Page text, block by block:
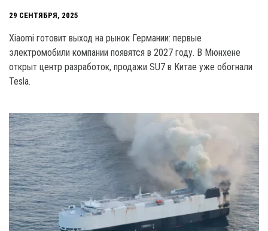
29 СЕНТЯБРЯ, 2025
Xiaomi готовит выход на рынок Германии: первые
электромобили компании появятся в 2027 году. В Мюнхене
открыт центр разработок, продажи SU7 в Китае уже обогнали
Tesla.